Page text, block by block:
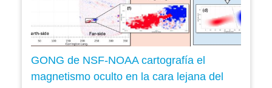
GONG de NSF-NOAA cartografía el
magnetismo oculto en la cara lejana del